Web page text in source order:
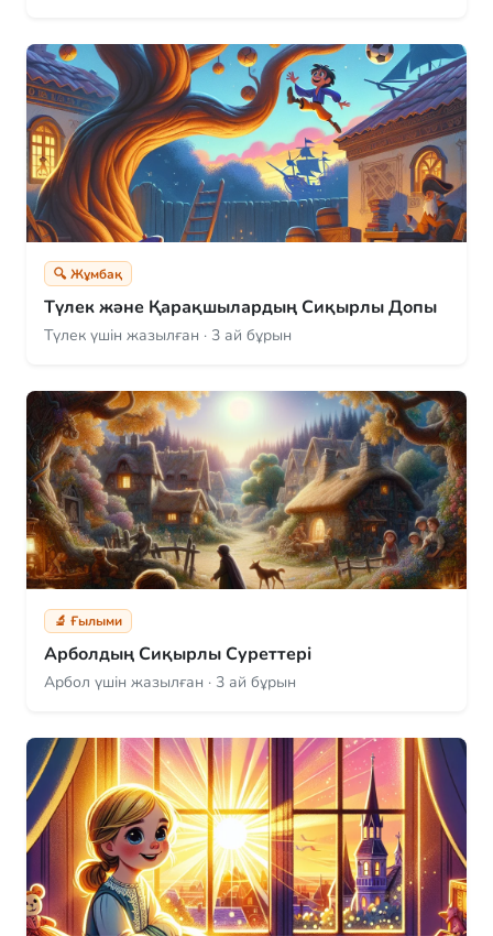
🔍 Жұмбақ
Түлек және Қарақшылардың Сиқырлы Допы
Түлек үшін жазылған · 3 ай бұрын
🔬 Ғылыми
Арболдың Сиқырлы Суреттері
Арбол үшін жазылған · 3 ай бұрын